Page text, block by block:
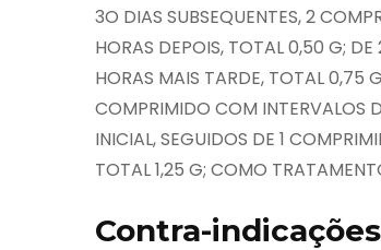
3O DIAS SUBSEQUENTES, 2
HORAS DEPOIS, TOTAL 0,50 G;
HORAS MAIS TARDE, TOTAL 0,75
COMPRIMIDO COM INTERVALOS
INICIAL, SEGUIDOS DE 1
TOTAL 1,25 G; COMO
Contra-indicações